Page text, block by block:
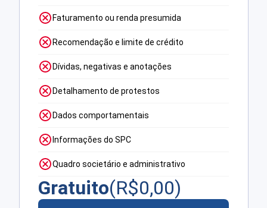
Faturamento ou renda presumida
Recomendação e limite de crédito
Dívidas, negativas e anotações
Detalhamento de protestos
Dados comportamentais
Informações do SPC
Quadro societário e administrativo
Gratuito(R$0,00)